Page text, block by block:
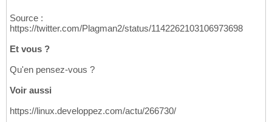
Source :
https://twitter.com/Plagman2/status/1142262103106973698
Et vous ?
Qu'en pensez-vous ?
Voir aussi
https://linux.developpez.com/actu/266730/